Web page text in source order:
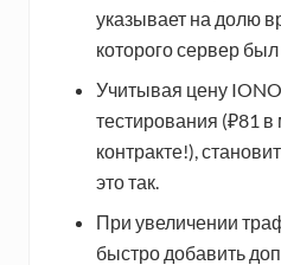
указывает на долю
которого сервер
Учитывая цену
тестирования (₽81
контракте!),
это так.
При увеличении
быстро добавить